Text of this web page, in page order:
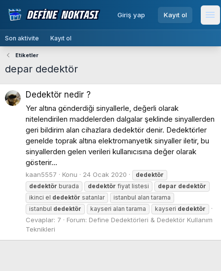
Giriş yap Kayıt ol menu
Son aktivite Kayıt ol
Etiketler
depar dedektör
Dedektör nedir ?
Yer altına gönderdiği sinyallerle, değerli olarak
nitelendirilen maddelerden dalgalar şeklinde sinyallerden
geri bildirim alan cihazlara dedektör denir. Dedektörler
genelde toprak altına elektromanyetik sinyaller iletir, bu
sinyallerden gelen verileri kullanıcısına değer olarak
gösterir...
kaan5557 Konu 24 Ocak 2020
dedektör
dedektör burada dedektör fiyat listesi depar dedektör
ikinci el dedektör satanlar
istanbul alan tarama
istanbul dedektör kayseri alan tarama kayseri dedektör
Cevaplar: 7 Forum: Define Dedektörleri & Dedektör Kullanım
Teknikleri